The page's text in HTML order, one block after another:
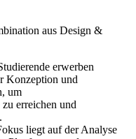
aus Design &
erwerben
Konzeption und
um
erreichen und
liegt auf der Analyse